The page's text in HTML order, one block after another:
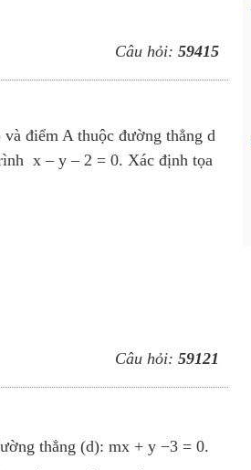
Câu hỏi: 59415
điểm A thuộc đường thẳng d
x – y – 2 = 0. Xác định tọa
Câu hỏi: 59121
thẳng (d): mx + y −3 = 0.